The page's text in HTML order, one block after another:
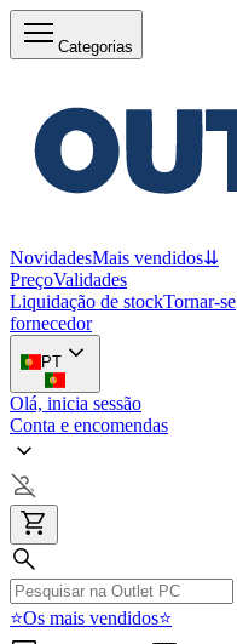
Categorias
NovidadesMais vendidos⇊
PreçoValidades
Liquidação de stockTornar-se
fornecedor
PT
Olá, inicia sessão
Conta e encomendas
⭐Os mais vendidos⭐